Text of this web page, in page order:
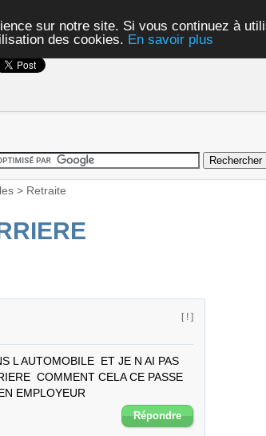
sur notre site. Si vous continuez à
des cookies. En savoir plus
> Retraite
[ ! ]
L AUTOMOBILE  ET JE N AI PAS
COMMENT CELA CE PASSE
EMPLOYEUR
Répondre